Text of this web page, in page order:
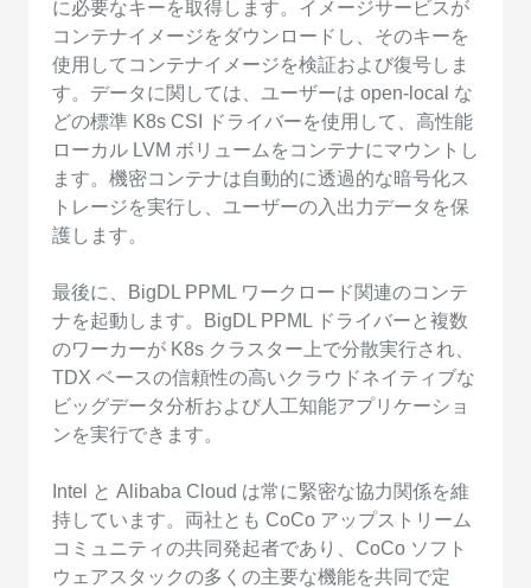
に必要なキーを取得します。イメージサービスが
コンテナイメージをダウンロードし、そのキーを
使用してコンテナイメージを検証および復号しま
す。データに関しては、ユーザーは open-local な
どの標準 K8s CSI ドライバーを使用して、高性能
ローカル LVM ボリュームをコンテナにマウントし
ます。機密コンテナは自動的に透過的な暗号化ス
トレージを実行し、ユーザーの入出力データを保
護します。
最後に、BigDL PPML ワークロード関連のコンテ
ナを起動します。BigDL PPML ドライバーと複数
のワーカーが K8s クラスター上で分散実行され、
TDX ベースの信頼性の高いクラウドネイティブな
ビッグデータ分析および人工知能アプリケーショ
ンを実行できます。
Intel と Alibaba Cloud は常に緊密な協力関係を維
持しています。両社とも CoCo アップストリーム
コミュニティの共同発起者であり、CoCo ソフト
ウェアスタックの多くの主要な機能を共同で定